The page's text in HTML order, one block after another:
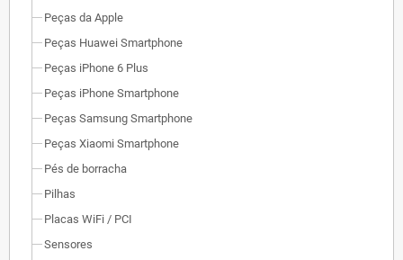
Peças da Apple
Peças Huawei Smartphone
Peças iPhone 6 Plus
Peças iPhone Smartphone
Peças Samsung Smartphone
Peças Xiaomi Smartphone
Pés de borracha
Pilhas
Placas WiFi / PCI
Sensores